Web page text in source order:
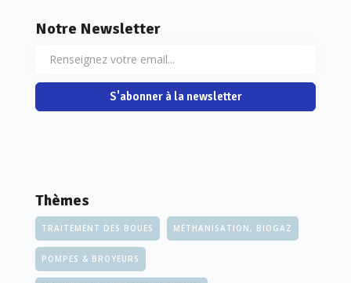
Notre Newsletter
S'abonner à la newsletter
Thèmes
TRAITEMENT DES BOUES MÉTHANISATION, BIOGAZ
POMPES & BROYEURS